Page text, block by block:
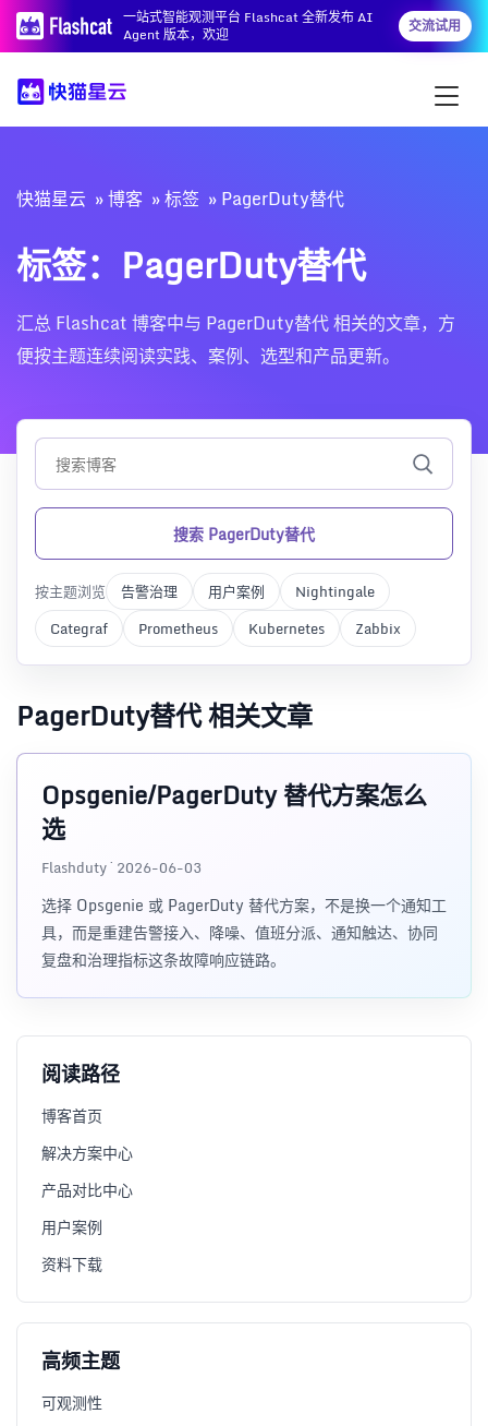
一站式智能观测平台 Flashcat 全新发布 AI
Agent 版本，欢迎
交流试用
快猫星云 博客 标签 PagerDuty替代
标签：PagerDuty替代
汇总 Flashcat 博客中与 PagerDuty替代 相关的文章，方
便按主题连续阅读实践、案例、选型和产品更新。
搜索 PagerDuty替代
按主题浏览 告警治理 用户案例
Nightingale
Categraf
Prometheus Kubernetes Zabbix
PagerDuty替代 相关文章
Opsgenie/PagerDuty 替代方案怎么
选
Flashduty · 2026-06-03
选择 Opsgenie 或 PagerDuty 替代方案，不是换一个通知工
具，而是重建告警接入、降噪、值班分派、通知触达、协同
复盘和治理指标这条故障响应链路。
阅读路径
博客首页
解决方案中心
产品对比中心
用户案例
资料下载
高频主题
可观测性